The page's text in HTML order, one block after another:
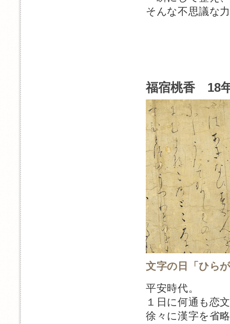
そんな不思議な
福宿桃香 18
文字の日「ひら
平安時代。
１日に何通も恋
徐々に漢字を省